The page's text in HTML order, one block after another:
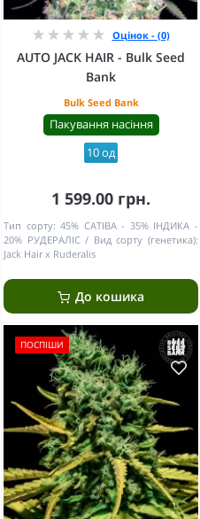
Оцінок - (0)
AUTO JACK HAIR - Bulk Seed
Bank
Bulk Seed Bank
Пакування насіння
10 од
1 599.00 грн.
Тип сорту: 45% САТІВА - 35% ІНДИКА -
20% РУДЕРАЛІС
Вид сорту (генетика):
Jack Hair x Ruderalis
До кошика
ПОСПІШИ